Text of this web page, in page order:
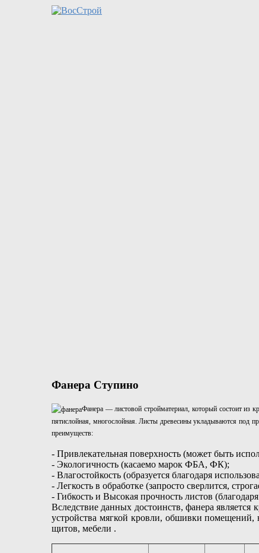
Фанера Ступино
Фанера — листовой стройматериал, который состоит из
пятислойная, многослойная. Листы древесины укладываются под
преимуществ:
- Привлекательная поверхность (может быть
- Экологичность (касаемо марок ФБА, ФК);
- Влагостойкость (образуется благодаря
- Легкость в обработке (запросто сверлится,
- Гибкость и Высокая прочность листов
Вследствие данных достоинств, фанера
устройства мягкой кровли, обшивки помещений,
щитов, мебели .